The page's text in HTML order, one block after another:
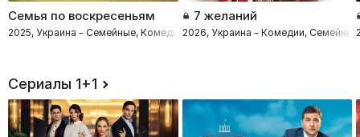
Семья по воскресеньям
2025, Украина – Семейные, Комедии
7 желаний
2026, Украина – Комедии,
Сериалы 1+1